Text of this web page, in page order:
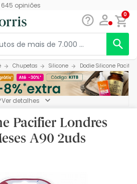
645 opiniões
0
Chupetas Silicone Dodie Silicone Pacifier
detalhes
Pacifier Londres
A90 2uds